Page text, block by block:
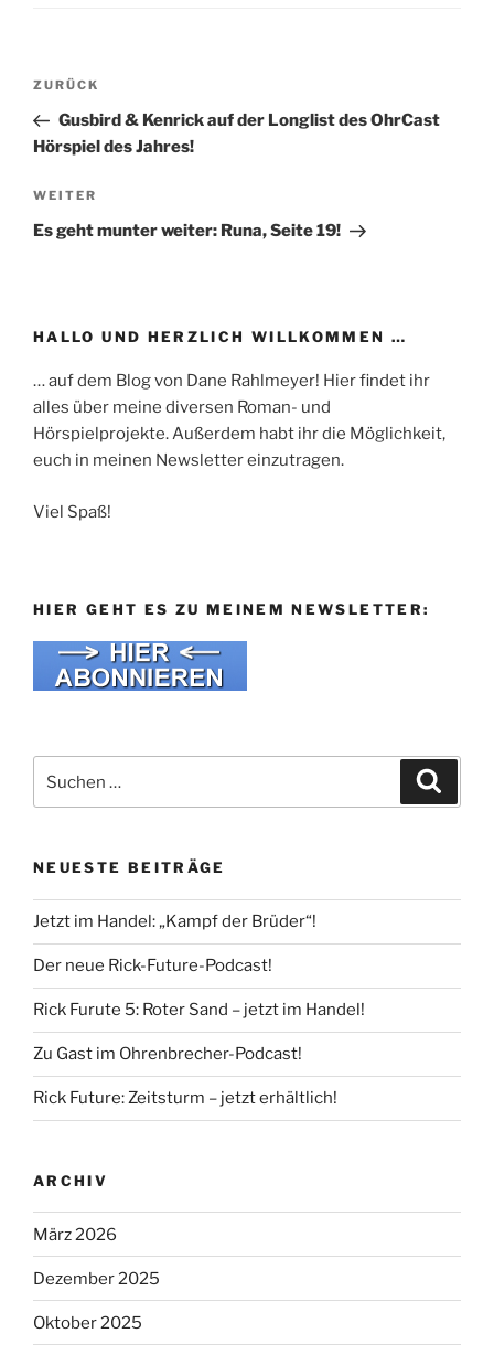
Beitragsnavigation
Vorheriger
Beitrag
ZURÜCK
Gusbird & Kenrick auf der Longlist des OhrCast
Hörspiel des Jahres!
Nächster
Beitrag
WEITER
Es geht munter weiter: Runa, Seite 19!
HALLO UND HERZLICH WILLKOMMEN …
… auf dem Blog von Dane Rahlmeyer! Hier findet ihr
alles über meine diversen Roman- und
Hörspielprojekte. Außerdem habt ihr die Möglichkeit,
euch in meinen Newsletter einzutragen.
Viel Spaß!
HIER GEHT ES ZU MEINEM NEWSLETTER:
nach:
NEUESTE BEITRÄGE
Jetzt im Handel: „Kampf der Brüder“!
Der neue Rick-Future-Podcast!
Rick Furute 5: Roter Sand – jetzt im Handel!
Zu Gast im Ohrenbrecher-Podcast!
Rick Future: Zeitsturm – jetzt erhältlich!
ARCHIV
März 2026
Dezember 2025
Oktober 2025